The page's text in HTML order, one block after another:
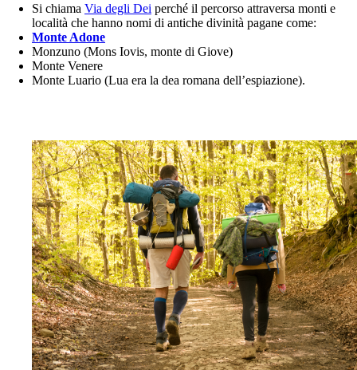
Si chiama Via degli Dei perché il percorso attraversa monti e
località che hanno nomi di antiche divinità pagane come:
Monte Adone
Monzuno (Mons Iovis, monte di Giove)
Monte Venere
Monte Luario (Lua era la dea romana dell’espiazione).